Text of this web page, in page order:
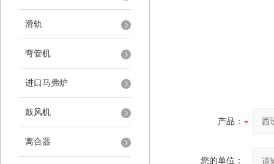
滑轨
弯管机
进口马弗炉
鼓风机
离合器
产品：
您的单位：